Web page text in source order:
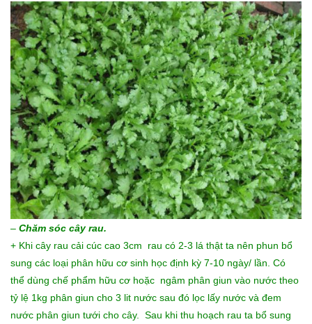
– Chăm sóc cây rau.
+ Khi cây rau cải cúc cao 3cm rau có 2-3 lá thật ta nên phun bổ
sung các loại phân hữu cơ sinh học định kỳ 7-10 ngày/ lần. Có
thể dùng chế phẩm hữu cơ hoặc ngâm phân giun vào nước theo
tỷ lệ 1kg phân giun cho 3 lit nước sau đó lọc lấy nước và đem
nước phân giun tưới cho cây. Sau khi thu hoạch rau ta bổ sung